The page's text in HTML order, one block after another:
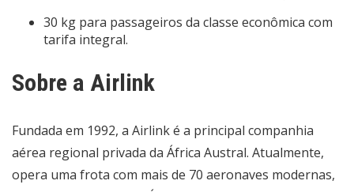
30 kg para passageiros da classe econômica com
tarifa integral.
Sobre a Airlink
Fundada em 1992, a Airlink é a principal companhia
aérea regional privada da África Austral. Atualmente,
opera uma frota com mais de 70 aeronaves modernas,